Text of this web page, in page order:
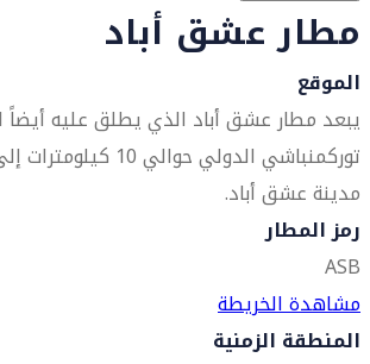
مطار عشق أباد
الموقع
يبعد مطار عشق أباد الذي يطلق عليه أيضاً
توركمنباشي الدولي
مدينة عشق أباد.
رمز المطار
ASB
مشاهدة الخريطة
المنطقة الزمنية